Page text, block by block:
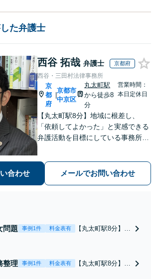
た弁護士
西谷 拓哉 弁護士 京都府
西谷・三田村法律事務所
京
都
府
京都市
中京区
丸太町駅
から徒歩8
分
営業時間：
本日定休日
【丸太町駅8分】地域に根差し、
「依頼してよかった」と実感できる
弁護活動を目標にしている事務所で
実績あり【相続・遺言】相談者さま
に寄り添い、円滑な相続を目指しま
合わせ メールでお問い合わせ
問題 事例1件 料金表有
【丸太町駅8分】調
く冷静な主張が重
整理 事例1件 料金表有
【丸太町駅8分】